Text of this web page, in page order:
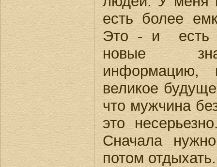
есть более
Это - и есть
новые
информацию,
великое
что мужчина
это
Сначала
потом отдыхать.